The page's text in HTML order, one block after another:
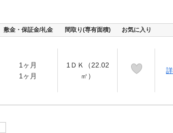
敷金・保証金/礼金 間取り(専有面積) お気に入り
1ヶ月
1ヶ月
1ＤＫ（22.02
㎡）